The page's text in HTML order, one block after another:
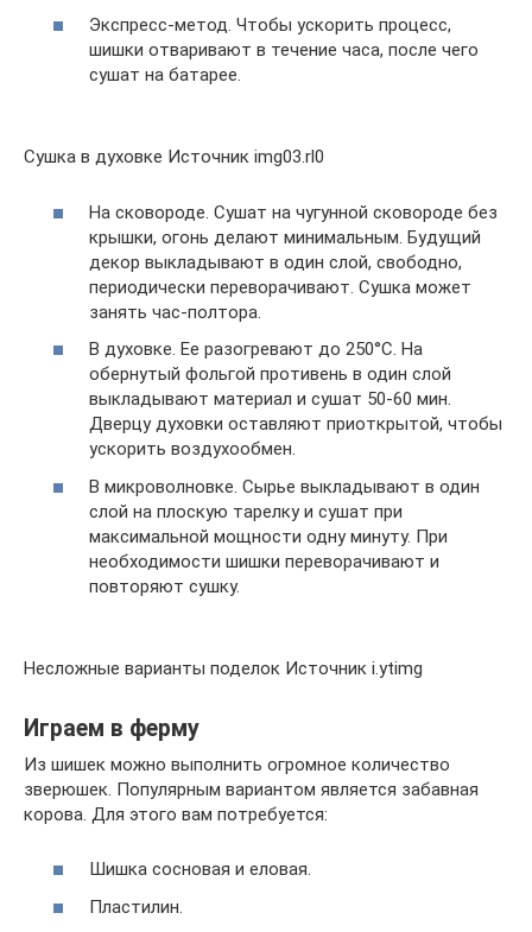
Экспресс-метод. Чтобы ускорить процесс,
шишки отваривают в течение часа, после чего
сушат на батарее.
Сушка в духовке Источник img03.rl0
На сковороде. Сушат на чугунной сковороде без
крышки, огонь делают минимальным. Будущий
декор выкладывают в один слой, свободно,
периодически переворачивают. Сушка может
занять час-полтора.
В духовке. Ее разогревают до 250°C. На
обернутый фольгой противень в один слой
выкладывают материал и сушат 50-60 мин.
Дверцу духовки оставляют приоткрытой, чтобы
ускорить воздухообмен.
В микроволновке. Сырье выкладывают в один
слой на плоскую тарелку и сушат при
максимальной мощности одну минуту. При
необходимости шишки переворачивают и
повторяют сушку.
Несложные варианты поделок Источник i.ytimg
Играем в ферму
Из шишек можно выполнить огромное количество
зверюшек. Популярным вариантом является забавная
корова. Для этого вам потребуется:
Шишка сосновая и еловая.
Пластилин.